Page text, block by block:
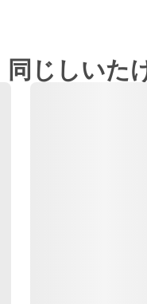
同じしいた